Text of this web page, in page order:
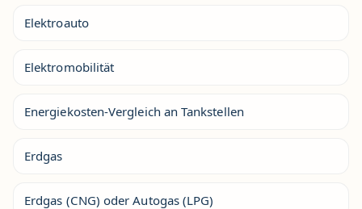
Elektroauto
Elektromobilität
Energiekosten-Vergleich an Tankstellen
Erdgas
Erdgas (CNG) oder Autogas (LPG)